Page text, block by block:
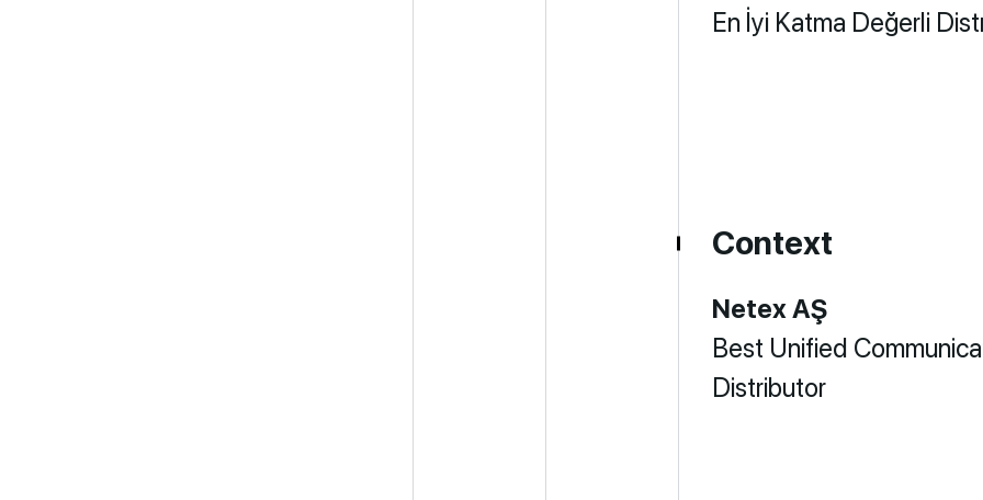
En İyi Katma Değerli
Context
Netex AŞ
Best Unified
Distributor